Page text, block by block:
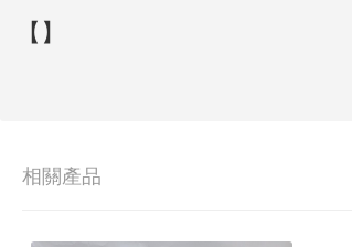
【】
相關產品